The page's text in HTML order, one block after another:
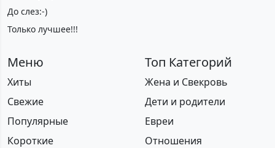
До слез:-)
Только лучшее!!!
Меню
Хиты
Свежие
Популярные
Короткие
Топ Категорий
Жена и Свекровь
Дети и родители
Евреи
Отношения